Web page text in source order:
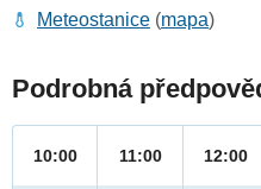
Meteostanice (mapa)
Podrobná
10:00 11:00 12:00